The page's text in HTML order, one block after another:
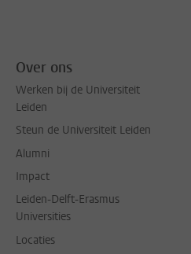
Over ons
Werken bij de Universiteit
Leiden
Steun de Universiteit Leiden
Alumni
Impact
Leiden-Delft-Erasmus
Universities
Locaties